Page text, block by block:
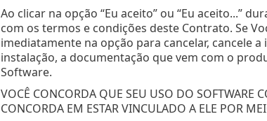
Ao clicar na opção “Eu aceito” ou “Eu aceito...”
com os termos e condições deste Contrato. Se
imediatamente na opção para cancelar, cancele
instalação, a documentação que vem com o
Software.
VOCÊ CONCORDA QUE SEU USO DO SOFTWARE
CONCORDA EM ESTAR VINCULADO A ELE POR